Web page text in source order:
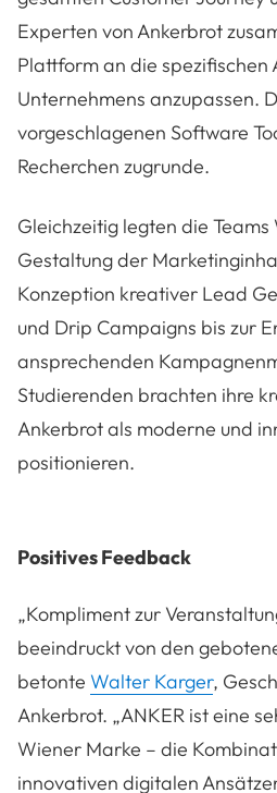
Experten von Ankerbrot
Plattform an die spezifischen
Unternehmens anzupassen.
vorgeschlagenen Software
Recherchen zugrunde.
Gleichzeitig legten die
Gestaltung der
Konzeption kreativer Lead
und Drip Campaigns bis zur
ansprechenden
Studierenden brachten ihre
Ankerbrot als moderne und
positionieren.
Positives Feedback
„Kompliment zur
beeindruckt von den
betonte Walter Karger,
Ankerbrot. „ANKER ist eine
Wiener Marke – die
innovativen digitalen